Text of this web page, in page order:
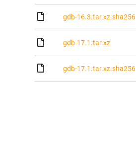
gdb-16.3.tar.xz.sha256
gdb-17.1.tar.xz
gdb-17.1.tar.xz.sha256